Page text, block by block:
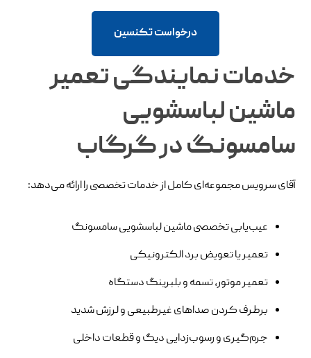
درخواست تکنسین
خدمات نمایندگی تعمیر
ماشین لباسشویی
سامسونگ در گرگاب
آقای سرویس مجموعه‌ای کامل از خدمات تخصصی را ارائه می‌دهد:
عیب‌یابی تخصصی ماشین لباسشویی سامسونگ
تعمیر یا تعویض برد الکترونیکی
تعمیر موتور، تسمه و بلبرینگ دستگاه
برطرف کردن صداهای غیرطبیعی و لرزش شدید
جرم‌گیری و رسوب‌زدایی دیگ و قطعات داخلی